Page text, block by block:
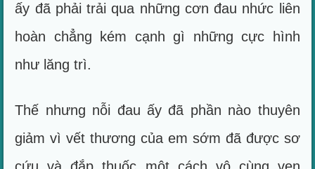
ấy đã phải trải qua những cơn đau nhức liên
hoàn chẳng kém cạnh gì những cực hình
như lăng trì.
Thế nhưng nỗi đau ấy đã phần nào thuyên
giảm vì vết thương của em sớm đã được sơ